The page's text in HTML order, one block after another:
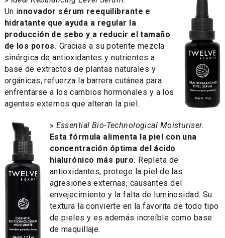
Un innovador sérum reequilibrante e
hidratante que ayuda a regular la
producción de sebo y a reducir el tamaño
de los poros. Gracias a su potente mezcla
sinérgica de antioxidantes y nutrientes a
base de extractos de plantas naturales y
orgánicas, refuerza la barrera cutánea para
enfrentarse a los cambios hormonales y a los
agentes externos que alteran la piel.
» Essential Bio-Technological Moisturiser.
Esta fórmula alimenta la piel con una
concentración óptima del ácido
hialurónico más puro. Repleta de
antioxidantes, protege la piel de las
agresiones externas, causantes del
envejecimiento y la falta de luminosidad. Su
textura la convierte en la favorita de todo tipo
de pieles y es además increíble como base
de maquillaje.